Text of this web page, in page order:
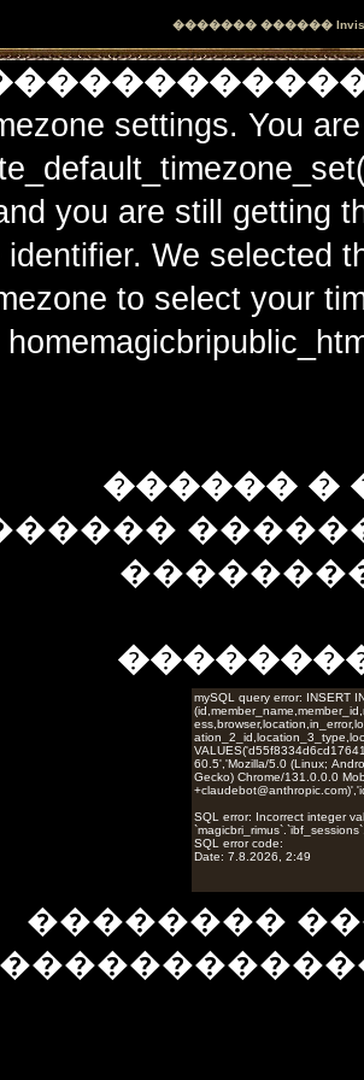
������� ������
settings. You
you are still getting
identifier. We selected
to select
������ �
��������